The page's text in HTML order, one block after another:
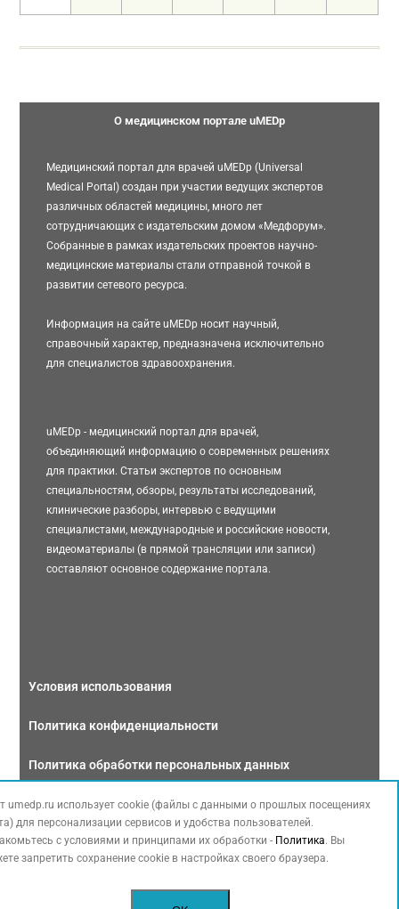
О медицинском портале uMEDp
Медицинский портал для врачей uMEDp (Universal
Medical Portal) создан при участии ведущих экспертов
различных областей медицины, много лет
сотрудничающих с издательским домом «Медфорум».
Собранные в рамках издательских проектов научно-
медицинские материалы стали отправной точкой в
развитии сетевого ресурса.
Информация на сайте uMEDp носит научный,
справочный характер, предназначена исключительно
для специалистов здравоохранения.
uMEDp - медицинский портал для врачей,
объединяющий информацию о современных решениях
для практики. Статьи экспертов по основным
специальностям, обзоры, результаты исследований,
клинические разборы, интервью с ведущими
специалистами, международные и российские новости,
видеоматериалы (в прямой трансляции или записи)
составляют основное содержание портала.
Условия использования
Политика конфиденциальности
Политика обработки персональных данных
Связаться с нами
umedp.ru использует cookie (файлы с данными о прошлых посещениях
для персонализации сервисов и удобства пользователей.
с условиями и принципами их обработки - Политика. Вы
запретить сохранение cookie в настройках своего браузера.